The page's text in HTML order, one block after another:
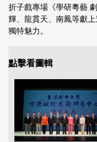
折子戲專場《學研粵藝
輝、龍貫天、南鳳等獻
獨特魅力。
點擊看圖輯